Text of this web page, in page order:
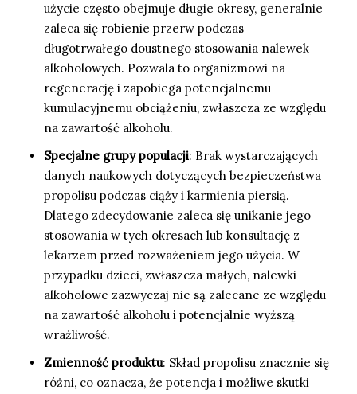
użycie często obejmuje długie okresy, generalnie
zaleca się robienie przerw podczas
długotrwałego doustnego stosowania nalewek
alkoholowych. Pozwala to organizmowi na
regenerację i zapobiega potencjalnemu
kumulacyjnemu obciążeniu, zwłaszcza ze względu
na zawartość alkoholu.
Specjalne grupy populacji: Brak wystarczających
danych naukowych dotyczących bezpieczeństwa
propolisu podczas ciąży i karmienia piersią.
Dlatego zdecydowanie zaleca się unikanie jego
stosowania w tych okresach lub konsultację z
lekarzem przed rozważeniem jego użycia. W
przypadku dzieci, zwłaszcza małych, nalewki
alkoholowe zazwyczaj nie są zalecane ze względu
na zawartość alkoholu i potencjalnie wyższą
wrażliwość.
Zmienność produktu: Skład propolisu znacznie się
różni, co oznacza, że potencja i możliwe skutki